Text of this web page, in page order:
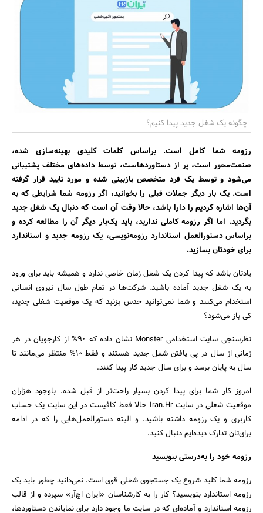
جستجو
چگونه یک شغل جدید پیدا کنیم؟
رزومه شما کامل است. براساس کلمات کلیدی بهینه‌سازی شده،
صنعت‌محور است، پر از دستاوردهاست، توسط داده‌های مختلف پشتیبانی
می‌شود و توسط یک فرد متخصص بازبینی شده و مورد تایید قرار گرفته
است. یک بار دیگر جملات قبلی را بخوانید، اگر رزومه شما شرایطی که به
آن‌ها اشاره کردیم را دارا باشد، حالا وقت آن است که دنبال یک شغل جدید
بگردید. اما اگر رزومه کاملی ندارید، باید یک‌بار دیگر آن را مطالعه کرده و
براساس دستورالعمل استاندارد رزومه‌نویسی، یک رزومه جدید و استاندارد
برای خودتان بسازید.
یادتان باشد که پیدا کردن یک شغل زمان خاصی ندارد و همیشه باید برای ورود
به یک شغل جدید آماده باشید. شرکت‌ها در تمام طول سال نیروی انسانی
استخدام می‌کنند و شما نمی‌توانید حدس بزنید که یک موقعیت شغلی جدید،
کی باز می‌شود؟
نظرسنجی سایت استخدامی Monster نشان داده که ۹۰% از کارجویان در هر
زمانی از سال در پی یافتن شغل جدید هستند و فقط ۱۰% منتظر می‌مانند تا
سال به پایان برسد و برای سال جدید کار پیدا کنند.
امروز کار شما برای پیدا کردن بسیار راحت‌تر از قبل شده. باوجود هزاران
موقعیت شغلی در سایت Iran.Hr حالا فقط کافیست در این سایت یک حساب
کاربری و یک رزومه داشته باشید. و البته دستورالعمل‌هایی را که در ادامه
برای‌تان تدارک دیده‌ایم دنبال کنید.
رزومه خود را به‌درستی بنویسید
رزومه شما کلید شروع یک جستجوی شغلی قوی است. نمی‌دانید چطور باید یک
رزومه استاندارد بنویسید؟ کار را به کارشناسان «ایران اچ‌آر» سپرده و از قالب
رزومه استاندارد و آماده‌ای که در سایت ما وجود دارد برای نمایاندن دستاوردها،